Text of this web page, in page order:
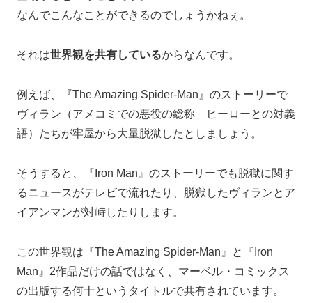
なんでこんなことができるのでしょうかねぇ。
それは世界観を共有しているからなんです。
例えば、『The Amazing Spider-Man』のストーリーで
ヴィラン（アメコミでの悪役の総称 ヒーローとの対義
語）たちが牢屋から大量脱獄したとしましょう。
そうすると、『Iron Man』のストーリーでも脱獄に関す
るニュースがテレビで流れたり、脱獄したヴィランとア
イアンマンが対峙したりします。
この世界観は『The Amazing Spider-Man』と『Iron
Man』2作品だけの話ではなく、マーベル・コミックス
の出版する何十というタイトルで共有されています。